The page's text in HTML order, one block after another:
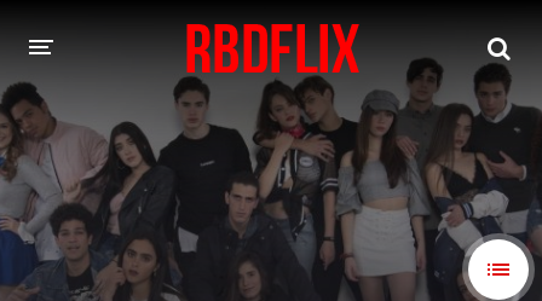
HOME
REBELDE
Rebelde: En Español Rebelde: Dublado
FILMES